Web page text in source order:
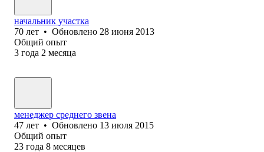
начальник участка
70 лет • Обновлено 28 июня 2013
Общий опыт
3 года 2 месяца
менеджер среднего звена
47 лет • Обновлено 13 июля 2015
Общий опыт
23 года 8 месяцев